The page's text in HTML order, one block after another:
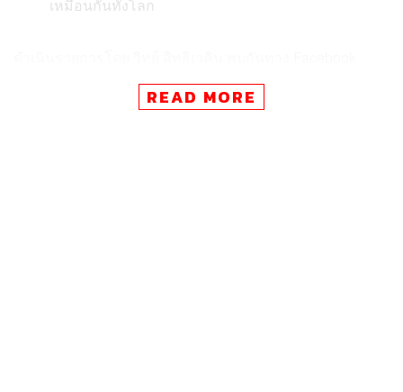
เหมือนกันทั้งโลก
และ YouTube ของ THE STANDARD วันนี้ 8 เมษายน เวลา
READ MORE